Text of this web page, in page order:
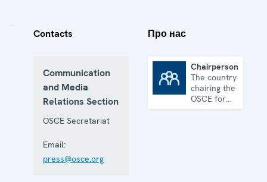
Contacts
Communication
and Media
Relations Section
OSCE Secretariat
Email:
press@osce.org
Про нас
Chairpersonship
The country
chairing the
OSCE for
one year